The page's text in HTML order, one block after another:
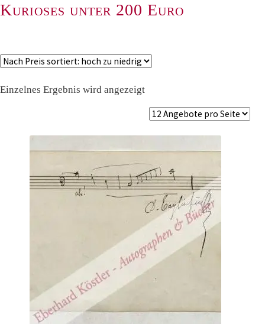
Kurioses unter 200 Euro
Einzelnes Ergebnis wird angezeigt